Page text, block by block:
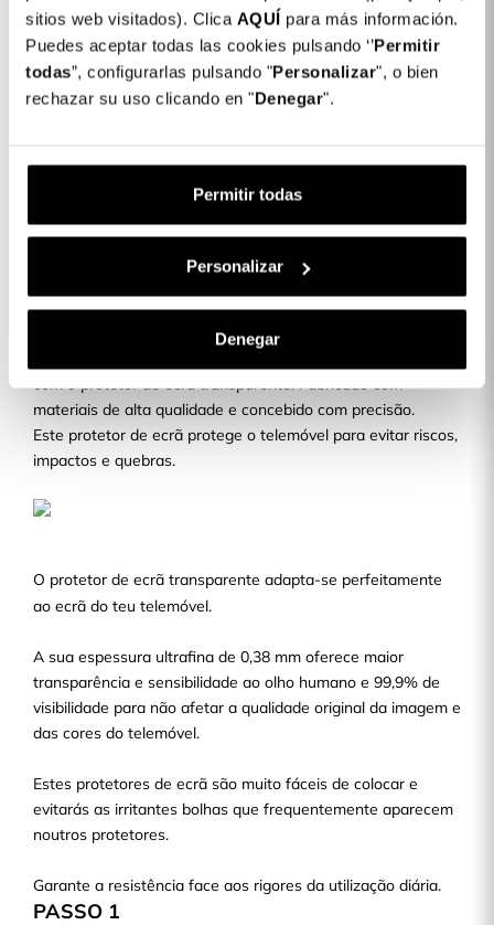
sitios web visitados). Clica AQUÍ para más información.
Puedes aceptar todas las cookies pulsando ‘’Permitir
todas”, configurarlas pulsando "Personalizar", o bien
rechazar su uso clicando en "Denegar".
Permitir todas
Personalizar
Denegar
Detalhes do produto
Película de Película em vidro temperado
PROTETOR DE ECRÃ
TRANSPARENTE
com o protetor de ecrã transparente. Fabricado com
materiais de alta qualidade e concebido com precisão.
Este protetor de ecrã protege o telemóvel para evitar riscos,
impactos e quebras.
O protetor de ecrã transparente adapta-se perfeitamente
ao ecrã do teu telemóvel.
A sua espessura ultrafina de 0,38 mm oferece maior
transparência e sensibilidade ao olho humano e 99,9% de
visibilidade para não afetar a qualidade original da imagem e
das cores do telemóvel.
Estes protetores de ecrã são muito fáceis de colocar e
evitarás as irritantes bolhas que frequentemente aparecem
noutros protetores.
Garante a resistência face aos rigores da utilização diária.
PASSO 1